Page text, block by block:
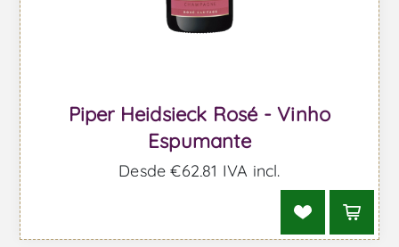
Piper Heidsieck Rosé - Vinho
Espumante
Desde €62,81 IVA incl.